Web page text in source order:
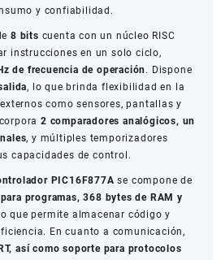
y confiabilidad.
8 bits cuenta con un núcleo RISC
instrucciones en un solo ciclo,
de frecuencia de operación . Dispone
, lo que brinda flexibilidad en la
como sensores, pantallas y
2 comparadores analógicos, un
, y múltiples temporizadores
capacidades de control.
PIC16F877A se compone de
programas, 368 bytes de RAM y
que permite almacenar código y
En cuanto a comunicación,
así como soporte para protocolos